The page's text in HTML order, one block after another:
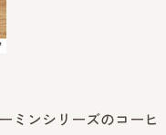
ーミンシリーズのコーヒ